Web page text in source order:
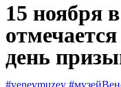
15 ноября
день
#venevmuzey